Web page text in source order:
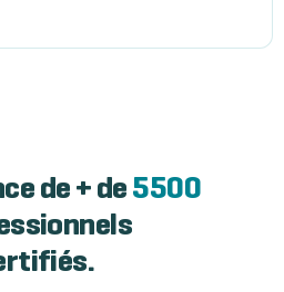
de + de 5500